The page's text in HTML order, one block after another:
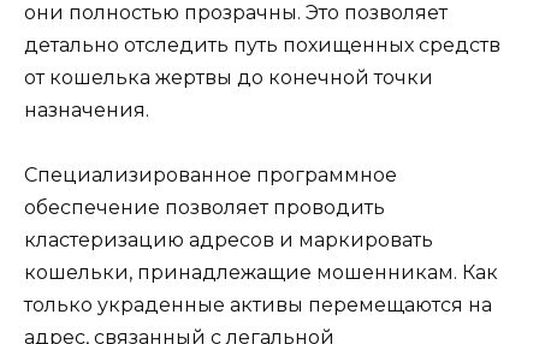
они полностью прозрачны. Это позволяет
детально отследить путь похищенных средств
от кошелька жертвы до конечной точки
назначения.
Специализированное программное
обеспечение позволяет проводить
кластеризацию адресов и маркировать
кошельки, принадлежащие мошенникам. Как
только украденные активы перемещаются на
адрес, связанный с легальной